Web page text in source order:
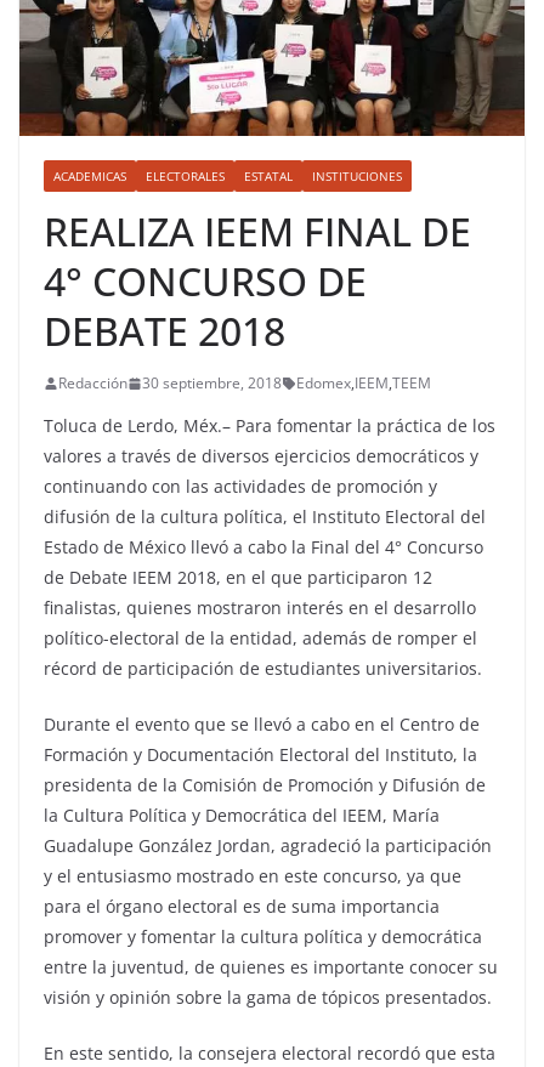
ACADEMICAS ELECTORALES ESTATAL INSTITUCIONES
REALIZA IEEM FINAL DE
4° CONCURSO DE
DEBATE 2018
Redacción 30 septiembre, 2018 Edomex,IEEM,TEEM
Toluca de Lerdo, Méx.– Para fomentar la práctica de los
valores a través de diversos ejercicios democráticos y
continuando con las actividades de promoción y
difusión de la cultura política, el Instituto Electoral del
Estado de México llevó a cabo la Final del 4° Concurso
de Debate IEEM 2018, en el que participaron 12
finalistas, quienes mostraron interés en el desarrollo
político-electoral de la entidad, además de romper el
récord de participación de estudiantes universitarios.
Durante el evento que se llevó a cabo en el Centro de
Formación y Documentación Electoral del Instituto, la
presidenta de la Comisión de Promoción y Difusión de
la Cultura Política y Democrática del IEEM, María
Guadalupe González Jordan, agradeció la participación
y el entusiasmo mostrado en este concurso, ya que
para el órgano electoral es de suma importancia
promover y fomentar la cultura política y democrática
entre la juventud, de quienes es importante conocer su
visión y opinión sobre la gama de tópicos presentados.
En este sentido, la consejera electoral recordó que esta